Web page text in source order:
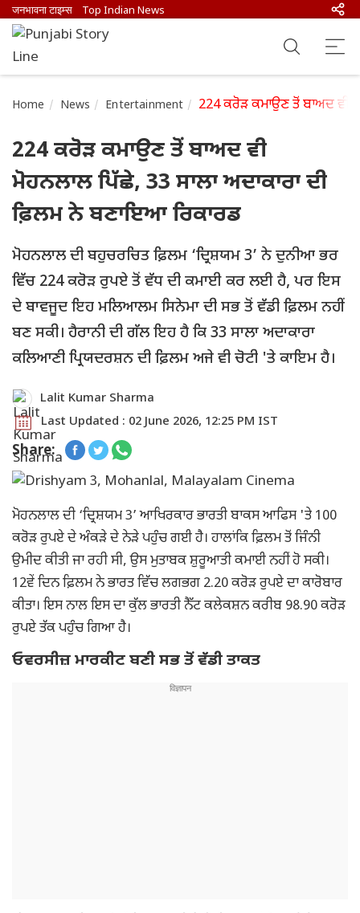
जनभावना टाइम्स Top Indian News
Home News Entertainment 224 ਕਰੋੜ ਕਮਾਉਣ ਤੋਂ ਬਾਅਦ ਵੀ
224 ਕਰੋੜ ਕਮਾਉਣ ਤੋਂ ਬਾਅਦ ਵੀ
ਮੋਹਨਲਾਲ ਪਿੱਛੇ, 33 ਸਾਲਾ ਅਦਾਕਾਰਾ ਦੀ
ਫ਼ਿਲਮ ਨੇ ਬਣਾਇਆ ਰਿਕਾਰਡ
ਮੋਹਨਲਾਲ ਦੀ ਬਹੁਚਰਚਿਤ ਫ਼ਿਲਮ ‘ਦ੍ਰਿਸ਼ਯਮ 3’ ਨੇ ਦੁਨੀਆ ਭਰ
ਵਿੱਚ 224 ਕਰੋੜ ਰੁਪਏ ਤੋਂ ਵੱਧ ਦੀ ਕਮਾਈ ਕਰ ਲਈ ਹੈ, ਪਰ ਇਸ
ਦੇ ਬਾਵਜੂਦ ਇਹ ਮਲਿਆਲਮ ਸਿਨੇਮਾ ਦੀ ਸਭ ਤੋਂ ਵੱਡੀ ਫ਼ਿਲਮ ਨਹੀਂ
ਬਣ ਸਕੀ। ਹੈਰਾਨੀ ਦੀ ਗੱਲ ਇਹ ਹੈ ਕਿ 33 ਸਾਲਾ ਅਦਾਕਾਰਾ
ਕਲਿਆਣੀ ਪ੍ਰਿਯਦਰਸ਼ਨ ਦੀ ਫ਼ਿਲਮ ਅਜੇ ਵੀ ਚੋਟੀ 'ਤੇ ਕਾਇਮ ਹੈ।
Lalit Kumar Sharma
Last Updated : 02 June 2026, 12:25 PM IST
Share:
ਮੋਹਨਲਾਲ ਦੀ ‘ਦ੍ਰਿਸ਼ਯਮ 3’ ਆਖਿਰਕਾਰ ਭਾਰਤੀ ਬਾਕਸ ਆਫਿਸ 'ਤੇ 100
ਕਰੋੜ ਰੁਪਏ ਦੇ ਅੰਕੜੇ ਦੇ ਨੇੜੇ ਪਹੁੰਚ ਗਈ ਹੈ। ਹਾਲਾਂਕਿ ਫ਼ਿਲਮ ਤੋਂ ਜਿੰਨੀ
ਉਮੀਦ ਕੀਤੀ ਜਾ ਰਹੀ ਸੀ, ਉਸ ਮੁਤਾਬਕ ਸ਼ੁਰੂਆਤੀ ਕਮਾਈ ਨਹੀਂ ਹੋ ਸਕੀ।
12ਵੇਂ ਦਿਨ ਫ਼ਿਲਮ ਨੇ ਭਾਰਤ ਵਿੱਚ ਲਗਭਗ 2.20 ਕਰੋੜ ਰੁਪਏ ਦਾ ਕਾਰੋਬਾਰ
ਕੀਤਾ। ਇਸ ਨਾਲ ਇਸ ਦਾ ਕੁੱਲ ਭਾਰਤੀ ਨੈੱਟ ਕਲੇਕਸ਼ਨ ਕਰੀਬ 98.90 ਕਰੋੜ
ਰੁਪਏ ਤੱਕ ਪਹੁੰਚ ਗਿਆ ਹੈ।
ਓਵਰਸੀਜ਼ ਮਾਰਕੀਟ ਬਣੀ ਸਭ ਤੋਂ ਵੱਡੀ ਤਾਕਤ